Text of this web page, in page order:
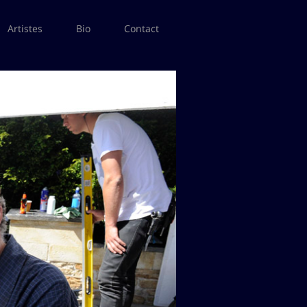
Artistes Bio Contact